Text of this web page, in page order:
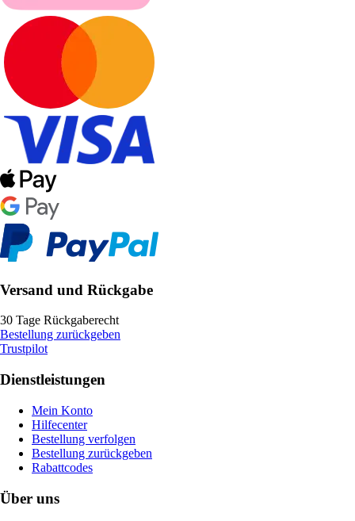
Versand und Rückgabe
30 Tage Rückgaberecht
Bestellung zurückgeben
Trustpilot
Dienstleistungen
Mein Konto
Hilfecenter
Bestellung verfolgen
Bestellung zurückgeben
Rabattcodes
Über uns